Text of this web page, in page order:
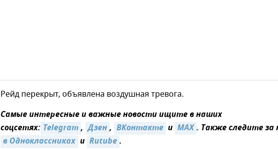
Рейд перекрыт, объявлена воздушная тревога.
Самые интересные и важные новости ищите в наших
соцсетях: Telegram, Дзен, ВКонтакте и MAX. Также следите за
в Одноклассниках и Rutube.